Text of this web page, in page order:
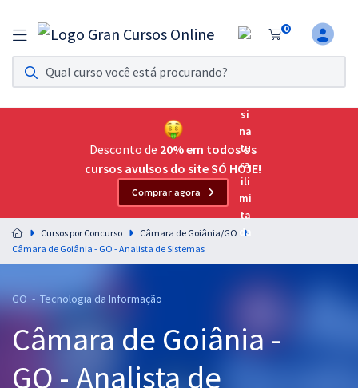
0
Assinatura Ilimitada 11
Acesso a todos os cursos. Teste grátis por 7 dias!
Assinatura OAB Até Passar
Acesso ilimitado a toda preparação para o Exame da
Residências Multiprofissionais
Preparação completa e intensiva para as principais
residências em saúde do Brasil
Cursos 20% OFF
Pós
Desconto de 20% em todos os
cursos avulsos do site SÓ HOJE!
Comprar agora
Cursos por Concurso
Câmara de Goiânia/GO
Câmara de Goiânia - GO - Analista de Sistemas
GO - Tecnologia da Informação
Câmara de Goiânia -
GO - Analista de